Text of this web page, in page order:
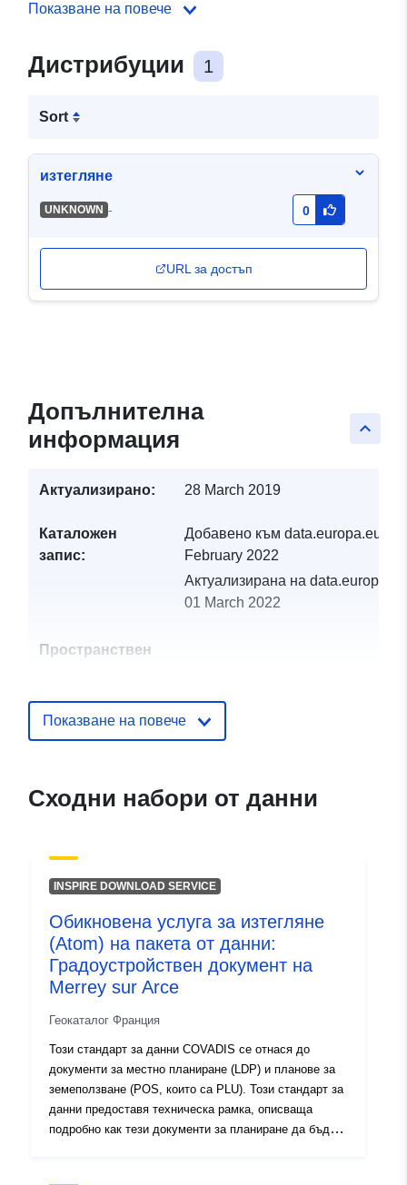
Показване на повече
Дистрибуции 1
Sort
изтегляне
UNKNOWN - 0
URL за достъп
keyboard_arrow_up
Допълнителна
информация
Актуализирано: 28 March 2019
Каталожен
запис:
Добавено към data.europa.eu:
February 2022
Актуализирана на
01 March 2022
Пространствен
Идентификатор
и:
http://catalogue.geo-
ide.developpement-
590f-4350-ba0d-
120066022-srv-94427a77-bd0c-
Тип:
Ресурси:
http://inspire.ec.europa.eu/
Показване на повече
Сходни набори от данни
INSPIRE DOWNLOAD SERVICE
Обикновена услуга за изтегляне
(Atom) на пакета от данни:
Градоустройствен документ на
Merrey sur Arce
Геокаталог Франция
Този стандарт за данни COVADIS се отнася до
документи за местно планиране (LDP) и планове за
земеползване (POS, които са PLU). Този стандарт за
данни предоставя техническа рамка, описваща
подробно как тези документи за планиране да бъдат